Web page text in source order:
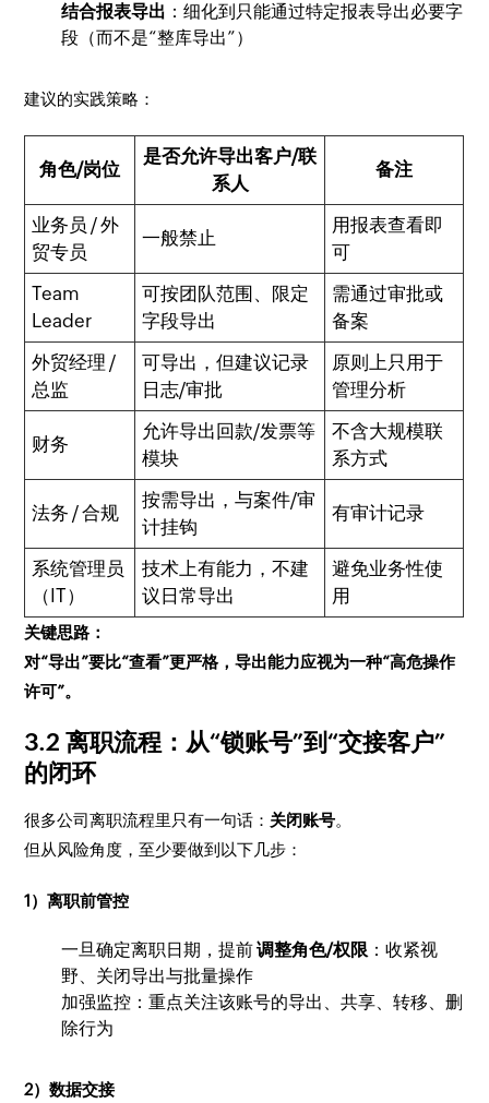
结合报表导出 ：细化到只能通过特定报表导出必要字
段（而不是“整库导出”）
建议的实践策略：
角色/岗位
是否允许导出客户/联
系人
备注
业务员 / 外
贸专员
一般禁止
用报表查看即
可
Team
Leader
可按团队范围、限定
字段导出
需通过审批或
备案
外贸经理 /
总监
可导出，但建议记录
日志/审批
原则上只用于
管理分析
财务
允许导出回款/发票等
模块
不含大规模联
系方式
法务 / 合规
按需导出，与案件/审
计挂钩
有审计记录
系统管理员
（IT）
技术上有能力，不建
议日常导出
避免业务性使
用
关键思路：
对“导出”要比“查看”更严格，导出能力应视为一种“高危操作
许可”。
3.2 离职流程：从“锁账号”到“交接客户”
的闭环
很多公司离职流程里只有一句话： 关闭账号。
但从风险角度，至少要做到以下几步：
1）离职前管控
一旦确定离职日期，提前调整角色/权限 ：收紧视
野、关闭导出与批量操作
加强监控：重点关注该账号的导出、共享、转移、删
除行为
2）数据交接